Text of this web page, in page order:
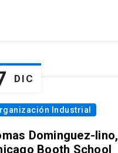
DIC
Industrial
Dominguez-Iino,
Booth School